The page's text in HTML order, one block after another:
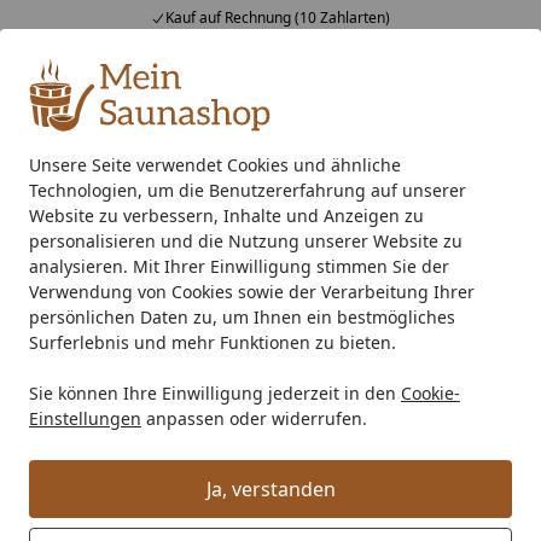
Unsere Seite verwendet Cookies und ähnliche
Technologien, um die Benutzererfahrung auf unserer
Website zu verbessern, Inhalte und Anzeigen zu
personalisieren und die Nutzung unserer Website zu
analysieren. Mit Ihrer Einwilligung stimmen Sie der
Verwendung von Cookies sowie der Verarbeitung Ihrer
persönlichen Daten zu, um Ihnen ein bestmögliches
Surferlebnis und mehr Funktionen zu bieten.
Sie können Ihre Einwilligung jederzeit in den Cookie-
Einstellungen anpassen oder widerrufen.
Ja, verstanden
Kauf auf Rechnung (10 Zahlarten)
Alle Produkte
Mein Konto
Suchen
Startseite
Zubehör Saunaausstattung Messgeräte Infraworld
Infraworld Sanduhr Apart